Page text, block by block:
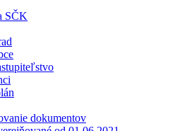
SČK
dokumentov